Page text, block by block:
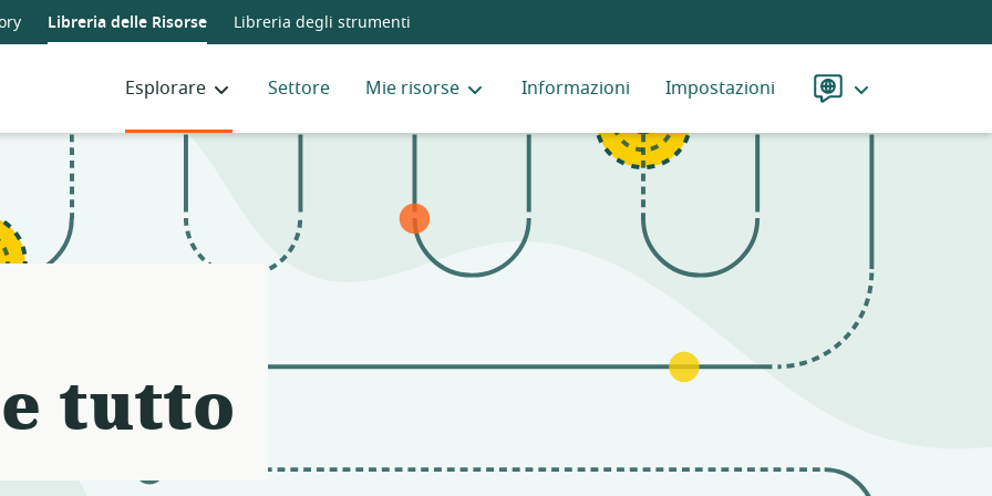
Libreria delle Risorse Libreria degli strumenti
Esplorare Settore Mie risorse Informazioni Impostazioni
Lingua
tutto
Notifications
21
filters
Resource